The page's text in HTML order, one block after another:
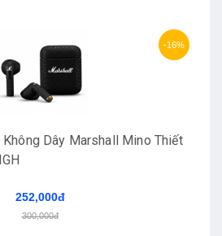
-16%
Dây Marshall Mino Thiết
252,000đ
300,000đ